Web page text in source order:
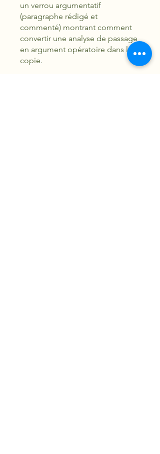
un verrou argumentatif
(paragraphe rédigé et
commenté) montrant comment
convertir une analyse de passage
en argument opératoire dans la
copie.